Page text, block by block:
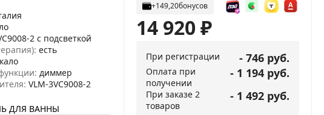
2 с подсветкой
есть
диммер
VLM-3VC9008-2
ДЛЯ ВАННЫ
+149,20бонусов
14 920₽
При регистрации - 746 руб.
Оплата при
получении
- 1 194 руб.
При заказе 2
товаров
- 1 492 руб.